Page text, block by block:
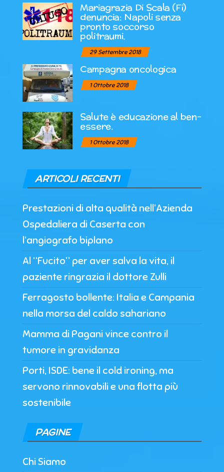
Mariagrazia Di Scala (Fi)
denuncia: Napoli senza
pronto soccorso
politraumi.
29 Settembre 2018
Campagna oncologica
1 Ottobre 2018
Salute è educazione al ben-
essere.
1 Ottobre 2018
ARTICOLI RECENTI
Prestazioni di alta qualità nell’Azienda
Ospedaliera di Caserta con
l’angiografo biplano
Al “Fucito” per aver salva la vita, il
paziente ringrazia il dottore Zulli
Ferragosto bollente: Italia e Campania
nella morsa del caldo sahariano
Mamma di Pagani vince contro il
tumore in gravidanza
Porti, ISDE: bene il cold ironing, ma
servono rinnovabili e una flotta più
sostenibile
PAGINE
Chi Siamo